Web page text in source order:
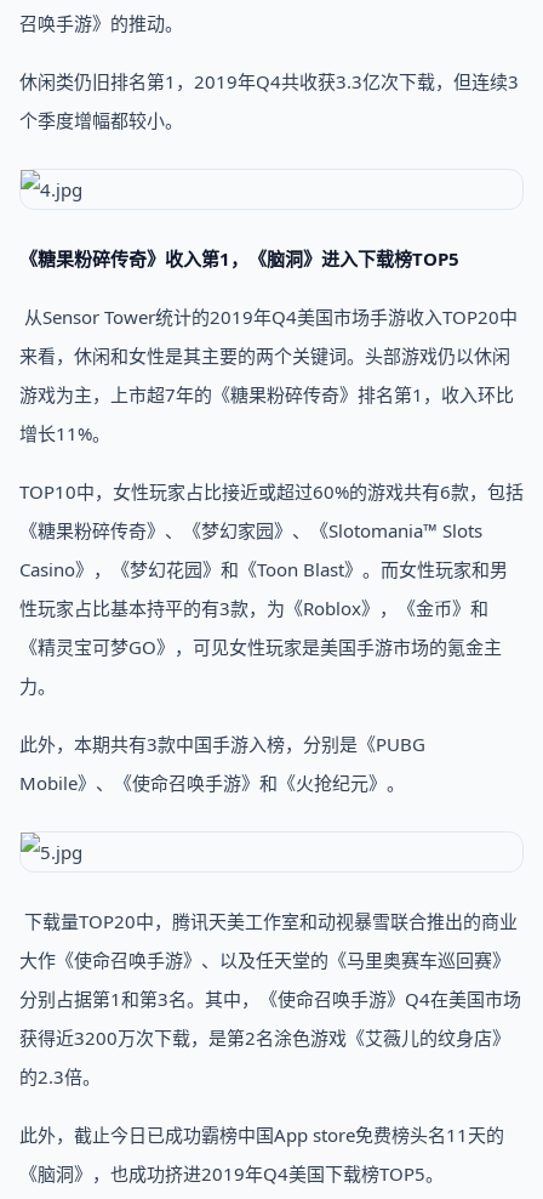
召唤手游》的推动。
休闲类仍旧排名第1，2019年Q4共收获3.3亿次下载，但连续3
个季度增幅都较小。
《糖果粉碎传奇》收入第1，《脑洞》进入下载榜TOP5
从Sensor Tower统计的2019年Q4美国市场手游收入TOP20中
来看，休闲和女性是其主要的两个关键词。头部游戏仍以休闲
游戏为主，上市超7年的《糖果粉碎传奇》排名第1，收入环比
增长11%。
TOP10中，女性玩家占比接近或超过60%的游戏共有6款，包括
《糖果粉碎传奇》、《梦幻家园》、《Slotomania™ Slots
Casino》，《梦幻花园》和《Toon Blast》。而女性玩家和男
性玩家占比基本持平的有3款，为《Roblox》，《金币》和
《精灵宝可梦GO》，可见女性玩家是美国手游市场的氪金主
力。
此外，本期共有3款中国手游入榜，分别是《PUBG
Mobile》、《使命召唤手游》和《火抢纪元》。
下载量TOP20中，腾讯天美工作室和动视暴雪联合推出的商业
大作《使命召唤手游》、以及任天堂的《马里奥赛车巡回赛》
分别占据第1和第3名。其中，《使命召唤手游》Q4在美国市场
获得近3200万次下载，是第2名涂色游戏《艾薇儿的纹身店》
的2.3倍。
此外，截止今日已成功霸榜中国App store免费榜头名11天的
《脑洞》，也成功挤进2019年Q4美国下载榜TOP5。